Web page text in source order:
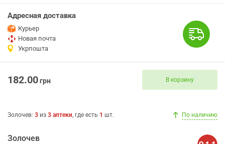
Адресная доставка
Курьер
Новая почта
Укрпошта
182.00грн В корзину
Золочев: 3 из 3 аптеки, где есть 1 шт. По наличию
Золочев